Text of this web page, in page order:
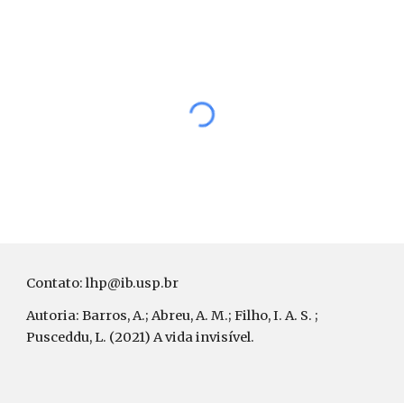
Contato: lhp@ib.usp.br
Autoria: Barros, A.; Abreu, A. M.; Filho, I. A. S. ;
Pusceddu, L. (2021) A vida invisível.